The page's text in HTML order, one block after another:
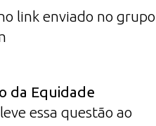
link enviado no grupo
da Equidade
essa questão ao